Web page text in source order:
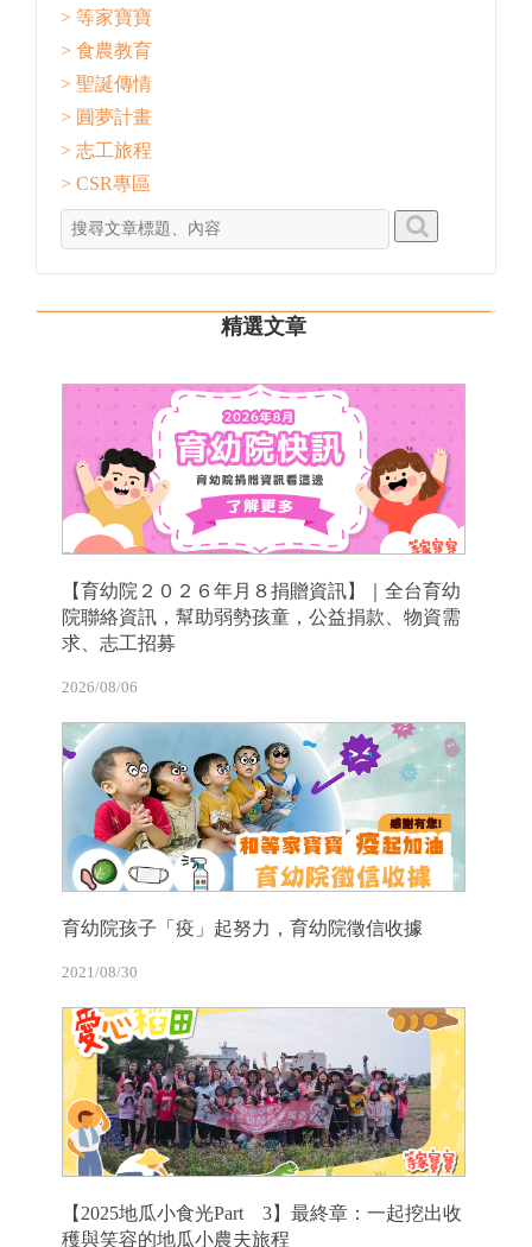
> 等家寶寶
> 食農教育
> 聖誕傳情
> 圓夢計畫
> 志工旅程
> CSR專區
精選文章
【育幼院２０２６年月８捐贈資訊】｜全台育幼
院聯絡資訊，幫助弱勢孩童，公益捐款、物資需
求、志工招募
2026/08/06
育幼院孩子「疫」起努力，育幼院徵信收據
2021/08/30
【2025地瓜小食光Part 3】最終章：一起挖出收
穫與笑容的地瓜小農夫旅程